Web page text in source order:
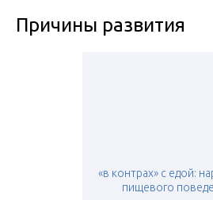
Причины развития
«в контрах» с едой:
пищевого